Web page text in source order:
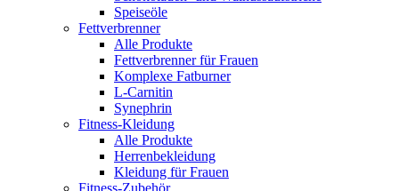
Speiseöle
Fettverbrenner
Alle Produkte
Fettverbrenner für Frauen
Komplexe Fatburner
L-Carnitin
Synephrin
Fitness-Kleidung
Alle Produkte
Herrenbekleidung
Kleidung für Frauen
Fitness-Zubehör